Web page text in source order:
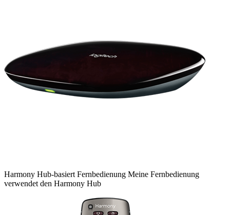
Harmony Hub-basiert Fernbedienung Meine Fernbedienung
verwendet den Harmony Hub